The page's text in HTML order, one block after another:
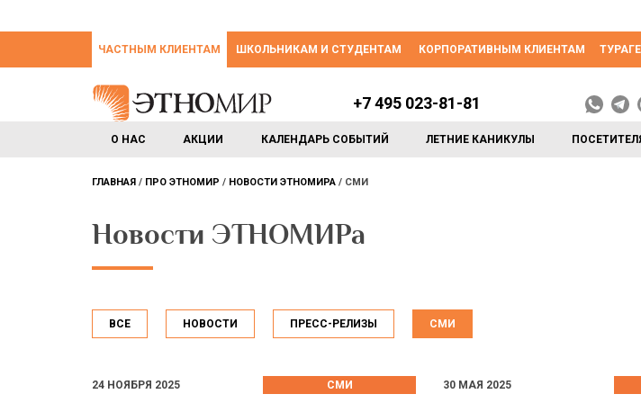
ЧАСТНЫМ КЛИЕНТАМ ШКОЛЬНИКАМ И СТУДЕНТАМ КОРПОРАТИВНЫМ КЛИЕНТАМ
О НАС АКЦИИ КАЛЕНДАРЬ СОБЫТИЙ ЛЕТНИЕ КАНИКУЛЫ
+7 495 023-81-81
ГЛАВНАЯ ПРО ЭТНОМИР НОВОСТИ ЭТНОМИРА СМИ
Новости ЭТНОМИРа
ВСЕ НОВОСТИ ПРЕСС-РЕЛИЗЫ СМИ
24 НОЯБРЯ 2025 СМИ 30 МАЯ 2025